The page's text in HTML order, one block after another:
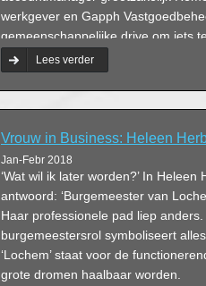
werkgever en Gapph
gemeenschappelijke drive om iets
maatschappij. ‘En in het belang
een duurzaam vastgoedbestand.’
Lees verder
Vrouw in Business: Heleen
Jan-Febr 2018
‘Wat wil ik later worden?’ In
antwoord: ‘Burgemeester van
Haar professionele pad liep
burgemeestersrol symboliseert
‘Lochem’ staat voor de
grote dromen haalbaar worden.